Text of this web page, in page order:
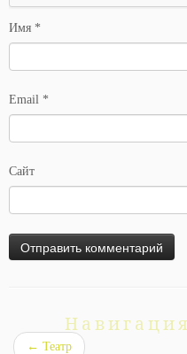
Имя *
Email *
Сайт
← Театр